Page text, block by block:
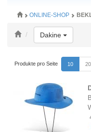
ONLINE-SHOP
Dakine Toggle
Produkte pro Seite 10 20